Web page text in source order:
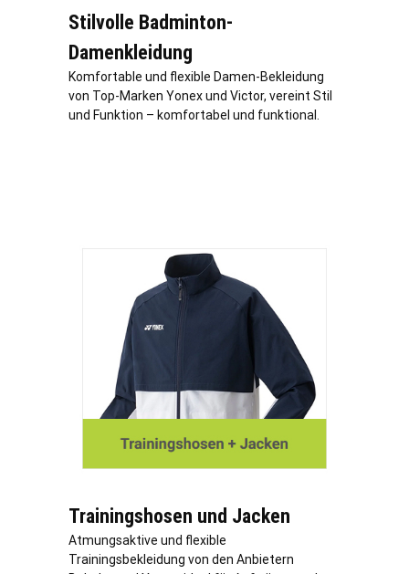
Stilvolle Badminton-
Damenkleidung
Komfortable und flexible Damen-Bekleidung
von Top-Marken Yonex und Victor, vereint Stil
und Funktion – komfortabel und funktional.
Trainingshosen und Jacken
Atmungsaktive und flexible
Trainingsbekleidung von den Anbietern